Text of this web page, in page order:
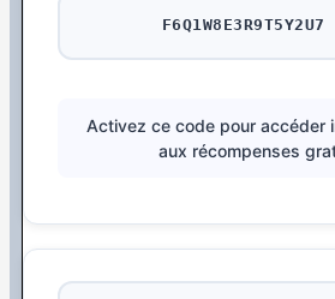
F6Q1W8E3R9T5Y2U7
Activez ce code pour accéder
aux récompenses